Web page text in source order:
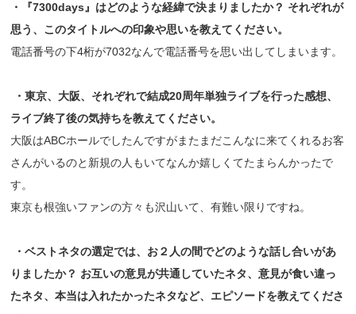
・『7300days』 はどのような経緯で決まりましたか？ それぞれが
思う、このタイトルへの印象や思いを教えてください。
電話番号の下4桁が7032なんで電話番号を思い出してしまいます。
・東京、大阪、それぞれで結成20周年単独ライブを行った感想、
ライブ終了後の気持ちを教えてください。
大阪はABCホールでしたんですがまたまだこんなに来てくれるお客
さんがいるのと新規の人もいてなんか嬉しくてたまらんかったで
す。
東京も根強いファンの方々も沢山いて、有難い限りですね。
・ベストネタの選定では、お２人の間でどのような話し合いがあ
りましたか？ お互いの意見が共通していたネタ、意見が食い違っ
たネタ、本当は入れたかったネタなど、エピソードを教えてくださ